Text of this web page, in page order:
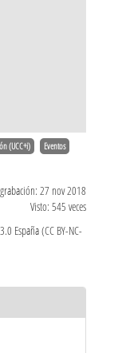
(UCC+i) Eventos
27 nov 2018
Visto: 545 veces
España (CC BY-NC-